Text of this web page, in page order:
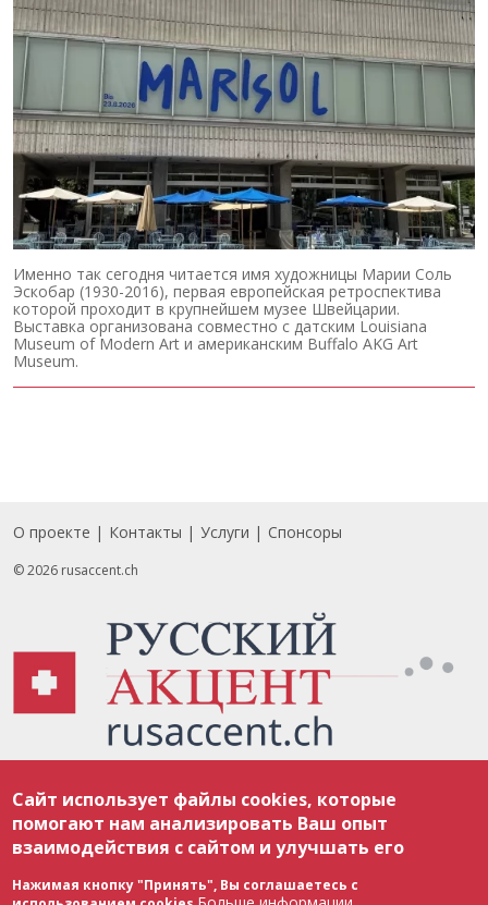
Именно так сегодня читается имя художницы Марии Соль
Эскобар (1930-2016), первая европейская ретроспектива
которой проходит в крупнейшем музее Швейцарии.
Выставка организована совместно с датским Louisiana
Museum of Modern Art и американским Buffalo AKG Art
Museum.
Footer
О проекте Контакты Услуги Спонсоры
© 2026 rusaccent.ch
соответствии с законодательством Швейцарии об авторском праве и
международными соглашениями. Полное или частичное использование
материалов возможно только с разрешения редакции. В случае полного
или частичного воспроизведения материалов сайта rusaccent.ch,
ОБЯЗАТЕЛЬНА АКТИВНАЯ ГИПЕРССЫЛКА на конкретный заимствованный
текст. Фотоизображения, размещенные редакцией rusaccent.ch, являются
ее исключительной собственностью. Полное или частичное
Сайт использует файлы cookies, которые
помогают нам анализировать Ваш опыт
взаимодействия с сайтом и улучшать его
Нажимая кнопку "Принять", Вы соглашаетесь с